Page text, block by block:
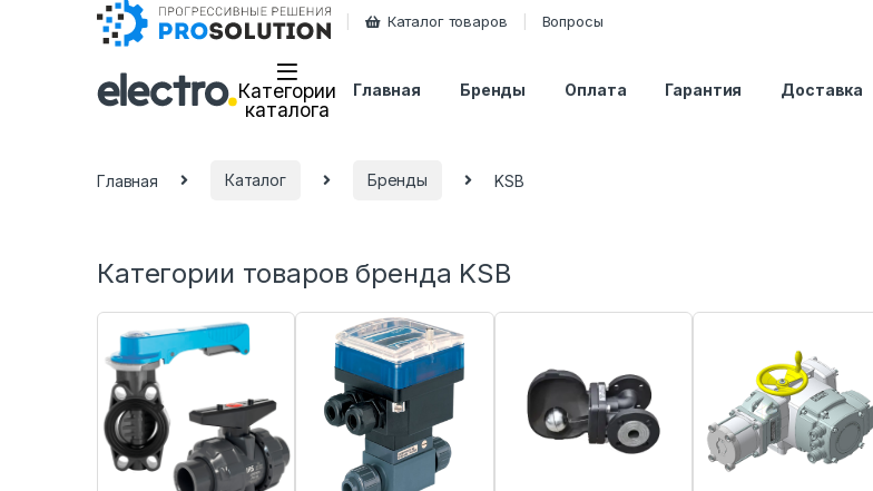
Каталог товаров Вопросы
Категории
каталога
Главная Бренды Оплата Гарантия Доставка
Главная Каталог Бренды KSB
Категории товаров бренда KSB